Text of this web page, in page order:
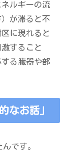
ルギーの流
が滞ると不
に現れると
すること
る臓器や部
なお話」
です。